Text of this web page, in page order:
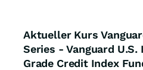
Aktueller Kurs
Series - Vanguard
Grade Credit Index